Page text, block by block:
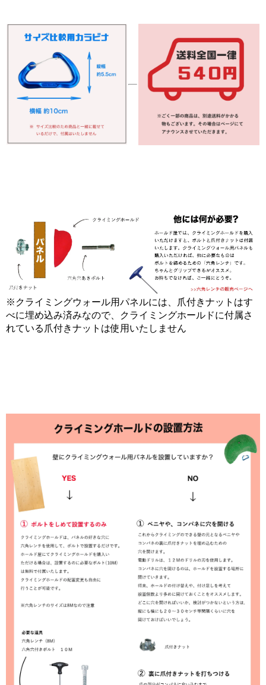
※クライミングウォール用パネルには、爪付きナットはす
べに埋め込み済みなので、クライミングホールドに付属さ
れている爪付きナットは使用いたしません